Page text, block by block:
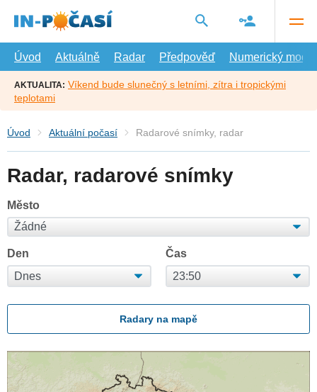
hlavní
Úvod
Aktuálně Radar Předpověď Numerický model
AKTUALITA: Víkend bude slunečný s letními, zítra i tropickými
teplotami
Úvod Aktuální počasí Radarové snímky, radar
Radar, radarové snímky
Město
Den Čas
Radary na mapě